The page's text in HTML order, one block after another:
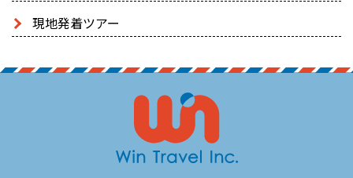
現地発着ツアー